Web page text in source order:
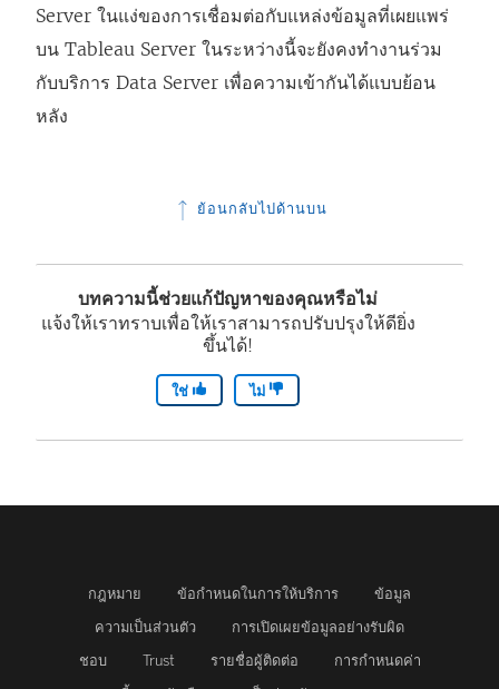
Server ในแง่ของการเชื่อมต่อกับแหล่งข้อมูลที่เผยแพร่
บน Tableau Server ในระหว่างนี้จะยังคงทำงานร่วม
กับบริการ Data Server เพื่อความเข้ากันได้แบบย้อน
หลัง
ย้อนกลับไปด้านบน
บทความนี้ช่วยแก้ปัญหาของคุณหรือไม่
แจ้งให้เราทราบเพื่อให้เราสามารถปรับปรุงให้ดียิ่ง
ขึ้นได้!
ใช่ ไม่
กฎหมาย ข้อกำหนดในการให้บริการ
ข้อมูล
ความเป็นส่วนตัว
การเปิดเผยข้อมูลอย่างรับผิด
ชอบ
Trust รายชื่อผู้ติดต่อ
การกำหนดค่า